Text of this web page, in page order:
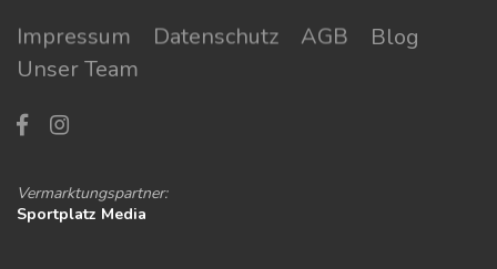
Impressum Datenschutz AGB
Blog
Unser Team
Vermarktungspartner:
Sportplatz Media